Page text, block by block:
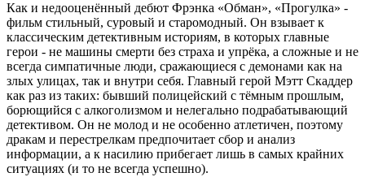
Как и недооценённый дебют Фрэнка «Обман», «Прогулка» -
фильм стильный, суровый и старомодный. Он взывает к
классическим детективным историям, в которых главные
герои - не машины смерти без страха и упрёка, а сложные и не
всегда симпатичные люди, сражающиеся с демонами как на
злых улицах, так и внутри себя. Главный герой Мэтт Скаддер
как раз из таких: бывший полицейский с тёмным прошлым,
борющийся с алкоголизмом и нелегально подрабатывающий
детективом. Он не молод и не особенно атлетичен, поэтому
дракам и перестрелкам предпочитает сбор и анализ
информации, а к насилию прибегает лишь в самых крайних
ситуациях (и то не всегда успешно).